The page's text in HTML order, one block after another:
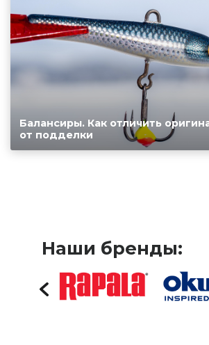
Балансиры. Как отличить
от подделки
Наши бренды: